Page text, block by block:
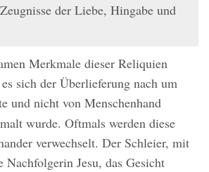
der Liebe, Hingabe und
Merkmale dieser Reliquien
sich der Überlieferung nach um
und nicht von Menschenhand
wurde. Oftmals werden diese
verwechselt. Der Schleier, mit
Nachfolgerin Jesu, das Gesicht